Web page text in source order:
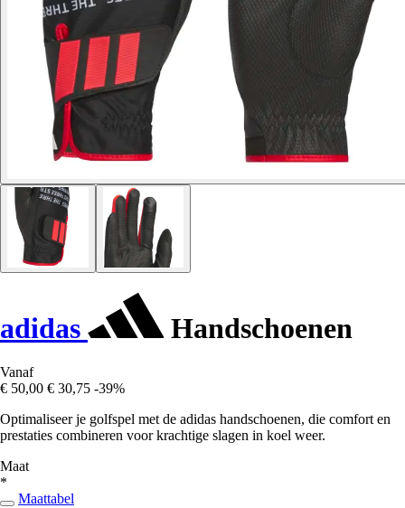
adidas Handschoenen
Vanaf
€ 50,00 € 30,75 -39%
Optimaliseer je golfspel met de adidas handschoenen, die comfort en
prestaties combineren voor krachtige slagen in koel weer.
Maat
*
Maattabel